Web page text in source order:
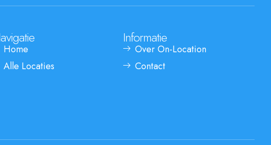
Home
Alle Locaties
Informatie
Over On-Location
Contact